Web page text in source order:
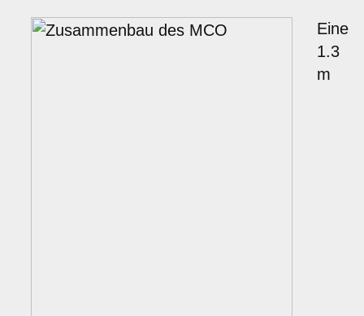
Eine
1.3
m